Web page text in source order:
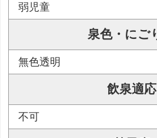
弱児童
泉色・にご
無色透明
飲泉適応
不可